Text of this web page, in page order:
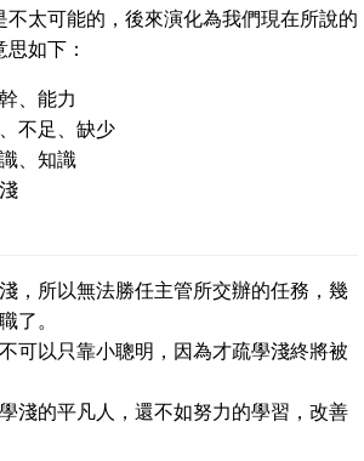
不太可能的，後來演化為我們現在所說的
如下：
、能力
不足、缺少
、知識
，所以無法勝任主管所交辦的任務，幾
了。
可以只靠小聰明，因為才疏學淺終將被
淺的平凡人，還不如努力的學習，改善